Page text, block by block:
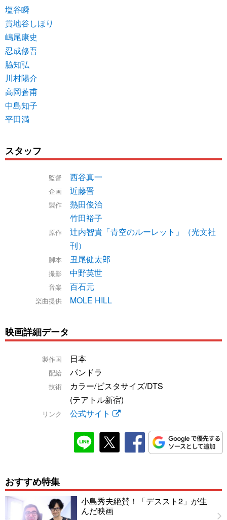
塩谷瞬
貫地谷しほり
嶋尾康史
忍成修吾
脇知弘
川村陽介
高岡蒼甫
中島知子
平田満
スタッフ
監督 西谷真一
企画 近藤晋
製作
熱田俊治
竹田裕子
原作
辻内智貴「青空のルーレット」（光文社
刊）
脚本 丑尾健太郎
撮影 中野英世
音楽 百石元
楽曲提供 MOLE HILL
映画詳細データ
製作国 日本
配給 パンドラ
技術
カラー/ビスタサイズ/DTS
(テアトル新宿)
リンク 公式サイト
おすすめ特集
小島秀夫絶賛！「デススト2」が生
んだ映画